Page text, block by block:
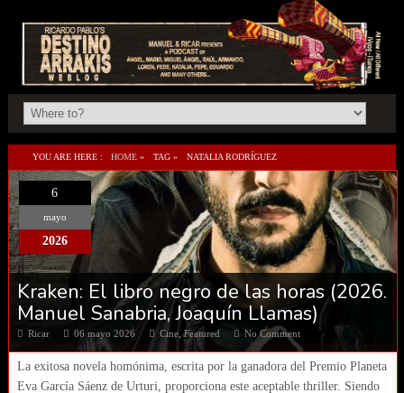
YOU ARE HERE : HOME » TAG » NATALIA RODRÍGUEZ
6
mayo
2026
Kraken: El libro negro de las horas (2026.
Manuel Sanabria, Joaquín Llamas)
Ricar 06 mayo 2026 Cine,Featured No Comment
La exitosa novela homónima, escrita por la ganadora del Premio Planeta
Eva García Sáenz de Urturi, proporciona este aceptable thriller. Siendo